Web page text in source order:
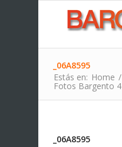
_06A8595
Estás en: Home /
Fotos Bargento 4
_06A8595